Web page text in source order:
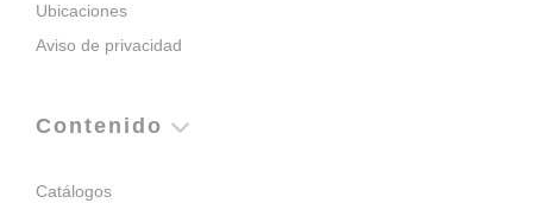
Ubicaciones
Aviso de privacidad
Contenido
Catálogos